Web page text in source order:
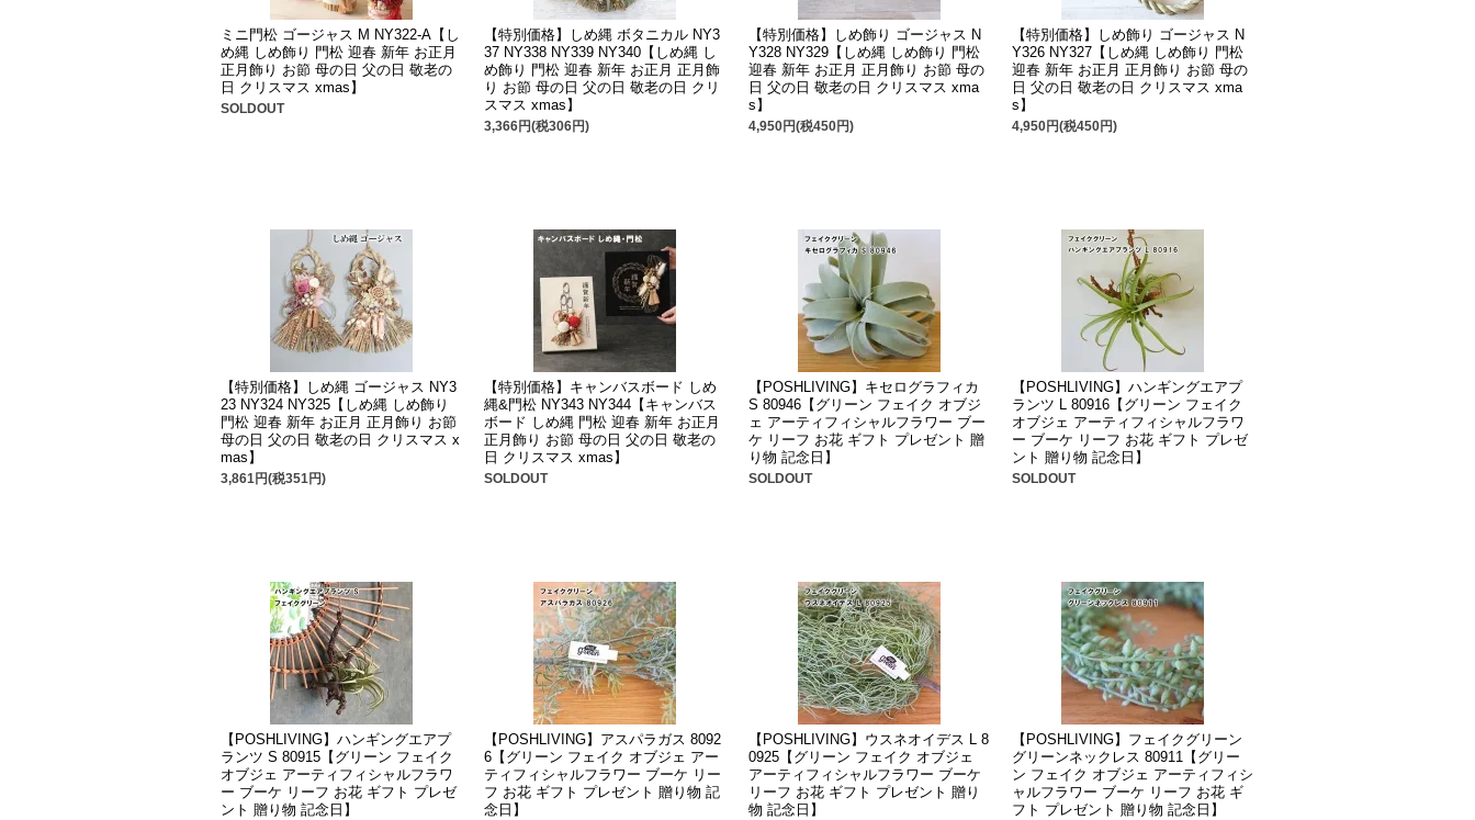
ミニ門松 ゴージャス M NY322-A【し
め縄 しめ飾り 門松 迎春 新年 お正月
正月飾り お節 母の日 父の日 敬老の
日 クリスマス xmas】
SOLDOUT
【特別価格】しめ縄 ボタニカル NY3
37 NY338 NY339 NY340【しめ縄 し
め飾り 門松 迎春 新年 お正月 正月飾
り お節 母の日 父の日 敬老の日 クリ
スマス xmas】
3,366円(税306円)
【特別価格】しめ飾り ゴージャス N
Y328 NY329【しめ縄 しめ飾り 門松
迎春 新年 お正月 正月飾り お節 母の
日 父の日 敬老の日 クリスマス xma
s】
4,950円(税450円)
【特別価格】しめ飾り ゴージャス N
Y326 NY327【しめ縄 しめ飾り 門松
迎春 新年 お正月 正月飾り お節 母の
日 父の日 敬老の日 クリスマス xma
s】
4,950円(税450円)
【特別価格】しめ縄 ゴージャス NY3
23 NY324 NY325【しめ縄 しめ飾り
門松 迎春 新年 お正月 正月飾り お節
母の日 父の日 敬老の日 クリスマス x
mas】
3,861円(税351円)
【特別価格】キャンバスボード しめ
縄&門松 NY343 NY344【キャンバス
ボード しめ縄 門松 迎春 新年 お正月
正月飾り お節 母の日 父の日 敬老の
日 クリスマス xmas】
SOLDOUT
【POSHLIVING】キセログラフィカ
S 80946【グリーン フェイク オブジ
ェ アーティフィシャルフラワー ブー
ケ リーフ お花 ギフト プレゼント 贈
り物 記念日】
SOLDOUT
【POSHLIVING】ハンギングエアプ
ランツ L 80916【グリーン フェイク
オブジェ アーティフィシャルフラワ
ー ブーケ リーフ お花 ギフト プレゼ
ント 贈り物 記念日】
SOLDOUT
【POSHLIVING】ハンギングエアプ
ランツ S 80915【グリーン フェイク
オブジェ アーティフィシャルフラワ
ー ブーケ リーフ お花 ギフト プレゼ
ント 贈り物 記念日】
【POSHLIVING】アスパラガス 8092
6【グリーン フェイク オブジェ アー
ティフィシャルフラワー ブーケ リー
フ お花 ギフト プレゼント 贈り物 記
念日】
【POSHLIVING】ウスネオイデス L 8
0925【グリーン フェイク オブジェ
アーティフィシャルフラワー ブーケ
リーフ お花 ギフト プレゼント 贈り
物 記念日】
【POSHLIVING】フェイクグリーン
グリーンネックレス 80911【グリー
ン フェイク オブジェ アーティフィシ
ャルフラワー ブーケ リーフ お花 ギ
フト プレゼント 贈り物 記念日】